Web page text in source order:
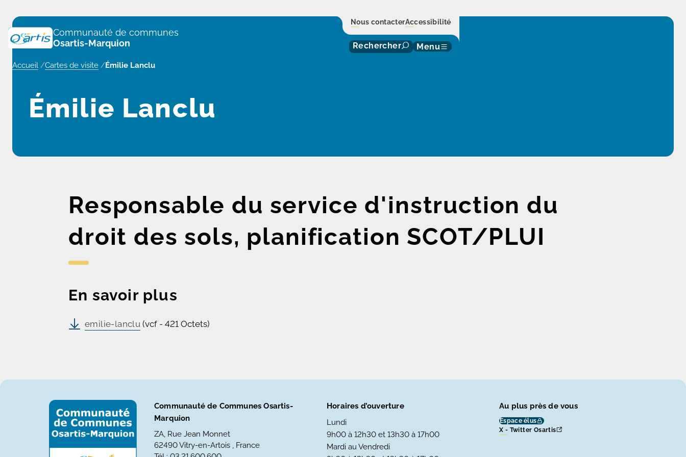
Communauté de communes
Osartis-Marquion
Nous contacterAccessibilité
Rechercher Menu
Accueil /Cartes de visite /Émilie Lanclu
Émilie Lanclu
Responsable du service d'instruction du
droit des sols, planification SCOT/PLUI
En savoir plus
emilie-lanclu (vcf - 421 Octets)
Communauté de Communes Osartis-
Marquion
ZA, Rue Jean Monnet
62490 Vitry-en-Artois , France
Horaires d’ouverture
Lundi
9h00 à 12h30 et 13h30 à 17h00
Mardi au Vendredi
Au plus près de vous
Espace élus
X - Twitter Osartis